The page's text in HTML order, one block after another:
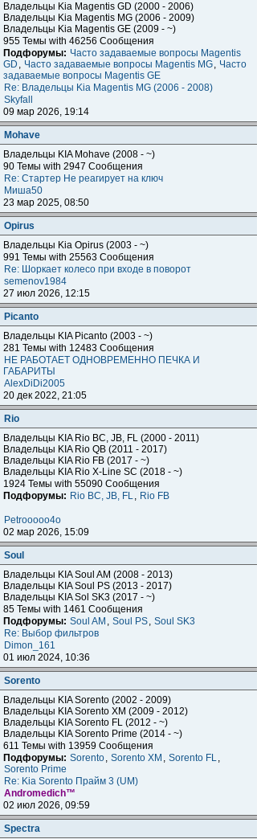
Владельцы Kia Magentis GD (2000 - 2006)
Владельцы Kia Magentis MG (2006 - 2009)
Владельцы Kia Magentis GE (2009 - ~)
955 Темы with 46256 Сообщения
Подфорумы: Часто задаваемые вопросы Magentis
GD , Часто задаваемые вопросы Magentis MG, Часто
задаваемые вопросы Magentis GE
Re: Владельцы Kia Magentis MG (2006 - 2008)
Skyfall
09 мар 2026, 19:14
Mohave
Владельцы KIA Mohave (2008 - ~)
90 Темы with 2947 Сообщения
Re: Стартер Не реагирует на ключ
Миша50
23 мар 2025, 08:50
Opirus
Владельцы Kia Opirus (2003 - ~)
991 Темы with 25563 Сообщения
Re: Шоркает колесо при входе в поворот
semenov1984
27 июл 2026, 12:15
Piсanto
Владельцы KIA Piсanto (2003 - ~)
281 Темы with 12483 Сообщения
НЕ РАБОТАЕТ ОДНОВРЕМЕННО ПЕЧКА И
ГАБАРИТЫ
AlexDiDi2005
20 дек 2022, 21:05
Rio
Владельцы KIA Rio BC, JB, FL (2000 - 2011)
Владельцы KIA Rio QB (2011 - 2017)
Владельцы KIA Rio FB (2017 - ~)
Владельцы KIA Rio X-Line SC (2018 - ~)
1924 Темы with 55090 Сообщения
Подфорумы: Rio BC, JB, FL, Rio FB
Petrooooo4o
02 мар 2026, 15:09
Soul
Владельцы KIA Soul AM (2008 - 2013)
Владельцы KIA Soul PS (2013 - 2017)
Владельцы KIA Sol SK3 (2017 - ~)
85 Темы with 1461 Сообщения
Подфорумы: Soul AM , Soul PS, Soul SK3
Re: Выбор фильтров
Dimon_161
01 июл 2024, 10:36
Sorento
Владельцы KIA Sorento (2002 - 2009)
Владельцы KIA Sorento XM (2009 - 2012)
Владельцы KIA Sorento FL (2012 - ~)
Владельцы KIA Sorento Prime (2014 - ~)
611 Темы with 13959 Сообщения
Подфорумы: Sorento, Sorento XM , Sorento FL,
Sorento Prime
Re: Kia Sorento Прайм 3 (UM)
Andromedich™
02 июл 2026, 09:59
Spectra